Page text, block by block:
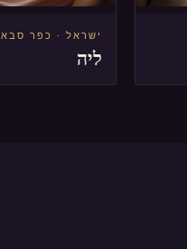
ישראל · כפר סבא
ליה